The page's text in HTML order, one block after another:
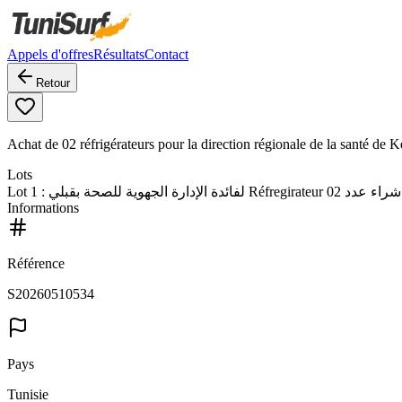
Appels d'offresRésultatsContact
Retour
Achat de 02 réfrigérateurs pour la direction régionale de la santé de
Lots
Lot 1
: لفائدة الإدارة الجهوية للصحة بقبلي Réfregirateur 02 شراء عدد
Informations
Référence
S20260510534
Pays
Tunisie